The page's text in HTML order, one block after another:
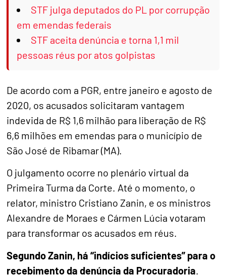
STF julga deputados do PL por corrupção
em emendas federais
STF aceita denúncia e torna 1,1 mil
pessoas réus por atos golpistas
De acordo com a PGR, entre janeiro e agosto de
2020, os acusados solicitaram vantagem
indevida de R$ 1,6 milhão para liberação de R$
6,6 milhões em emendas para o município de
São José de Ribamar (MA).
O julgamento ocorre no plenário virtual da
Primeira Turma da Corte. Até o momento, o
relator, ministro Cristiano Zanin, e os ministros
Alexandre de Moraes e Cármen Lúcia votaram
para transformar os acusados em réus.
Segundo Zanin, há “indícios suficientes” para o
recebimento da denúncia da Procuradoria